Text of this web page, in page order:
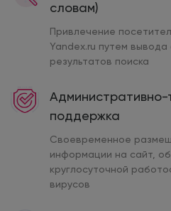
словам)
Привлечение
Yandex.ru путем
результатов поиска
Административно-
поддержка
Своевременное
информации на сайт,
круглосуточной
вирусов